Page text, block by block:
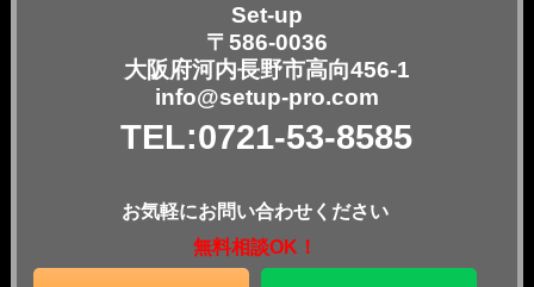
Set-up
〒586-0036
大阪府河内長野市高向456-1
info@setup-pro.com
TEL:0721-53-8585
お気軽にお問い合わせください
無料相談OK！